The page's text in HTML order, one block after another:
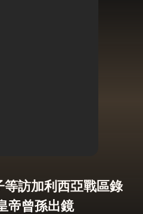
訪加利西亞戰區錄
帝曾孫出鏡